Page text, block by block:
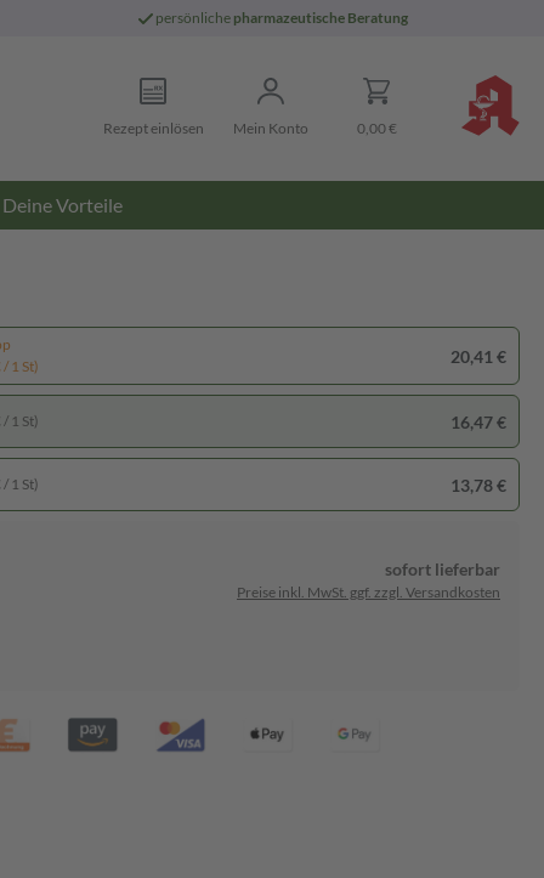
persönliche pharmazeutische Beratung
Rezept einlösen Mein Konto 0,00 €
Deine Vorteile
1 St)
20,41 €
1 St) 16,47 €
1 St) 13,78 €
sofort lieferbar
Preise inkl. MwSt. ggf. zzgl. Versandkosten